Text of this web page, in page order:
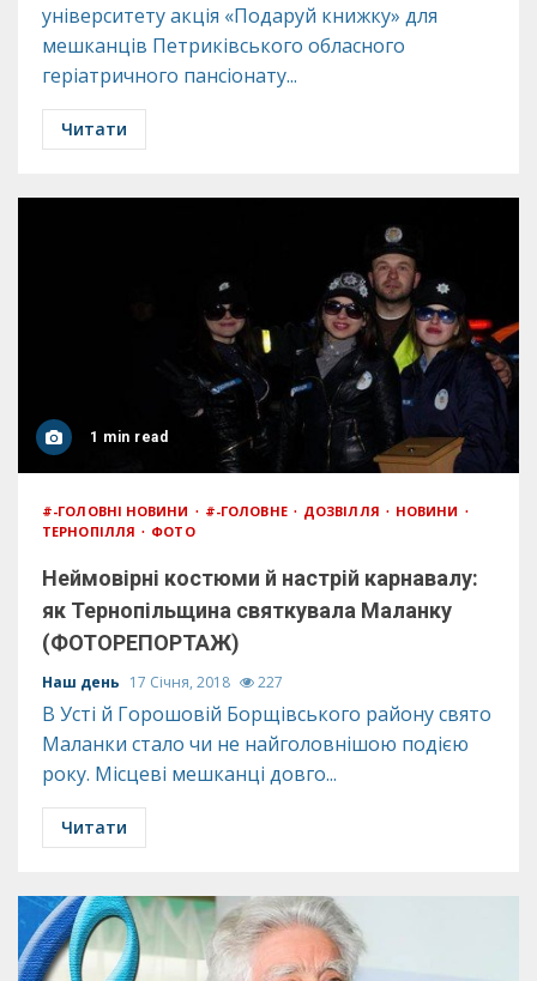
університету акція «Подаруй книжку» для
мешканців Петриківського обласного
геріатричного пансіонату...
Читати
1 min read
#-ГОЛОВНІ НОВИНИ #-ГОЛОВНЕ ДОЗВІЛЛЯ
НОВИНИ
ТЕРНОПІЛЛЯ
ФОТО
Неймовірні костюми й настрій карнавалу:
як Тернопільщина святкувала Маланку
(ФОТОРЕПОРТАЖ)
Наш день 17 Січня, 2018 227
В Усті й Горошовій Борщівського району свято
Маланки стало чи не найголовнішою подією
року. Місцеві мешканці довго...
Читати